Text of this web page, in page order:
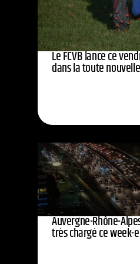
Le FCVB lance ce
dans la toute
Auvergne-Rhône-
très chargé ce week-